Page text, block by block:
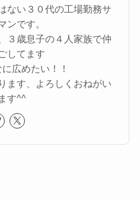
ない３０代の工場勤務サ
ンです。
３歳息子の４人家族で仲
してます
広めたい！！
ます、よろしくおねがい
す^^